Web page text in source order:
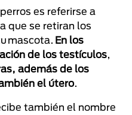
es referirse a
que se retiran los
mascota. En los
de los testículos,
además de los
el útero.
también el nombre